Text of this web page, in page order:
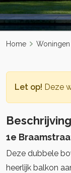
Home Woningen
Let op! Deze
Beschrijving
1e
Deze dubbele
heerlijk balkon